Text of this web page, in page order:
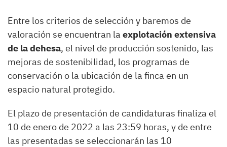
Entre los criterios de selección y baremos de
valoración se encuentran la explotación extensiva
de la dehesa, el nivel de producción sostenido, las
mejoras de sostenibilidad, los programas de
conservación o la ubicación de la finca en un
espacio natural protegido.
El plazo de presentación de candidaturas finaliza el
10 de enero de 2022 a las 23:59 horas, y de entre
las presentadas se seleccionarán las 10